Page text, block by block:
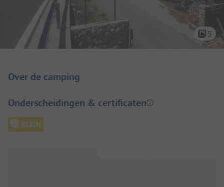
5
Over de camping
Onderscheidingen & certificaten